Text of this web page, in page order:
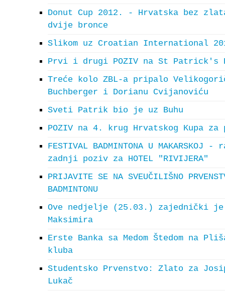
Donut Cup 2012. - Hrvatska bez
dvije bronce
Slikom uz Croatian International
Prvi i drugi POZIV na St Patrick's
Treće kolo ZBL-a pripalo
Buchberger i Dorianu Cvijanoviću
Sveti Patrik bio je uz Buhu
POZIV na 4. krug Hrvatskog Kupa za
FESTIVAL BADMINTONA U
zadnji poziv za HOTEL "RIVIJERA"
PRIJAVITE SE NA SVEUČILIŠNO
BADMINTONU
Ove nedjelje (25.03.) zajednički je
Maksimira
Erste Banka sa Medom Štedom na
kluba
Studentsko Prvenstvo: Zlato za
Lukač